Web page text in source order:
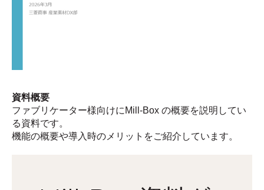
資料概要
ファブリケーター様向けにMill-Box の概要を説明してい
る資料です。
機能の概要や導入時のメリットをご紹介しています。